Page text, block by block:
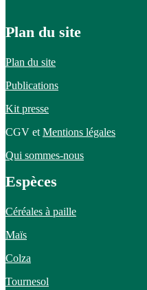
Plan du site
Plan du site
Publications
Kit presse
CGV et Mentions légales
Qui sommes-nous
Espèces
Céréales à paille
Maïs
Colza
Tournesol